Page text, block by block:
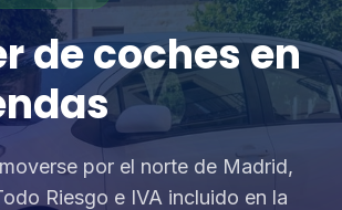
de coches en
por el norte de Madrid,
Riesgo e IVA incluido en la